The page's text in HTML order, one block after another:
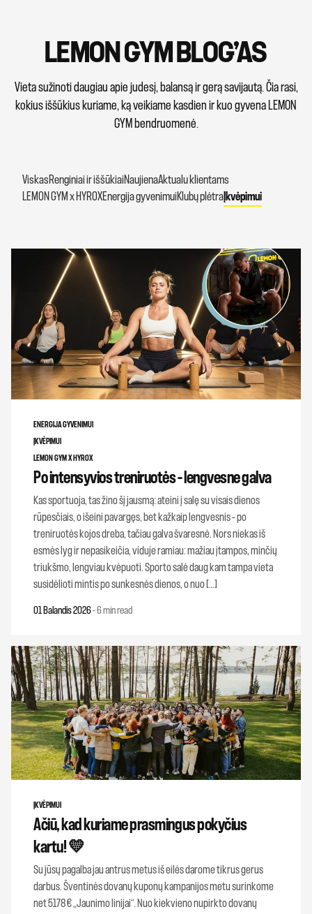
LEMON GYM BLOG’AS
Vieta sužinoti daugiau apie judesį, balansą ir gerą savijautą. Čia rasi,
kokius iššūkius kuriame, ką veikiame kasdien ir kuo gyvena LEMON
GYM bendruomenė.
ViskasRenginiai ir iššūkiaiNaujienaAktualu klientams
LEMON GYM x HYROXEnergija gyvenimuiKlubų plėtra Įkvėpimui
ENERGIJA GYVENIMUI
ĮKVĖPIMUI
LEMON GYM X HYROX
Po intensyvios treniruotės – lengvesne galva
Kas sportuoja, tas žino šį jausmą: ateini į salę su visais dienos
rūpesčiais, o išeini pavargęs, bet kažkaip lengvesnis – po
treniruotės kojos dreba, tačiau galva švaresnė. Nors niekas iš
esmės lyg ir nepasikeičia, viduje ramiau: mažiau įtampos, minčių
triukšmo, lengviau kvėpuoti. Sporto salė daug kam tampa vieta
susidėlioti mintis po sunkesnės dienos, o nuo […]
01 Balandis 2026-6 min read
ĮKVĖPIMUI
Ačiū, kad kuriame prasmingus pokyčius
kartu! 💛
Su jūsų pagalba jau antrus metus iš eilės darome tikrus gerus
darbus. Šventinės dovanų kuponų kampanijos metu surinkome
net 5178 € „Jaunimo linijai“. Nuo kiekvieno nupirkto dovanų